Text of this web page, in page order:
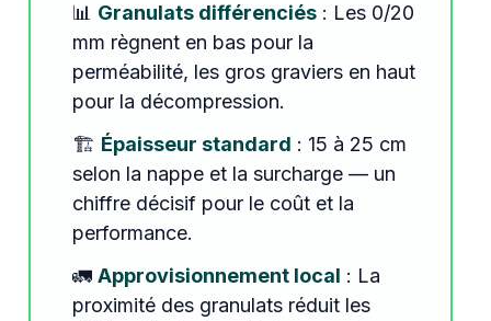
📊 Granulats différenciés: Les 0/20
mm règnent en bas pour la
perméabilité, les gros graviers en haut
pour la décompression.
🏗️ Épaisseur standard : 15 à 25 cm
selon la nappe et la surcharge — un
chiffre décisif pour le coût et la
performance.
🚛 Approvisionnement local : La
proximité des granulats réduit les